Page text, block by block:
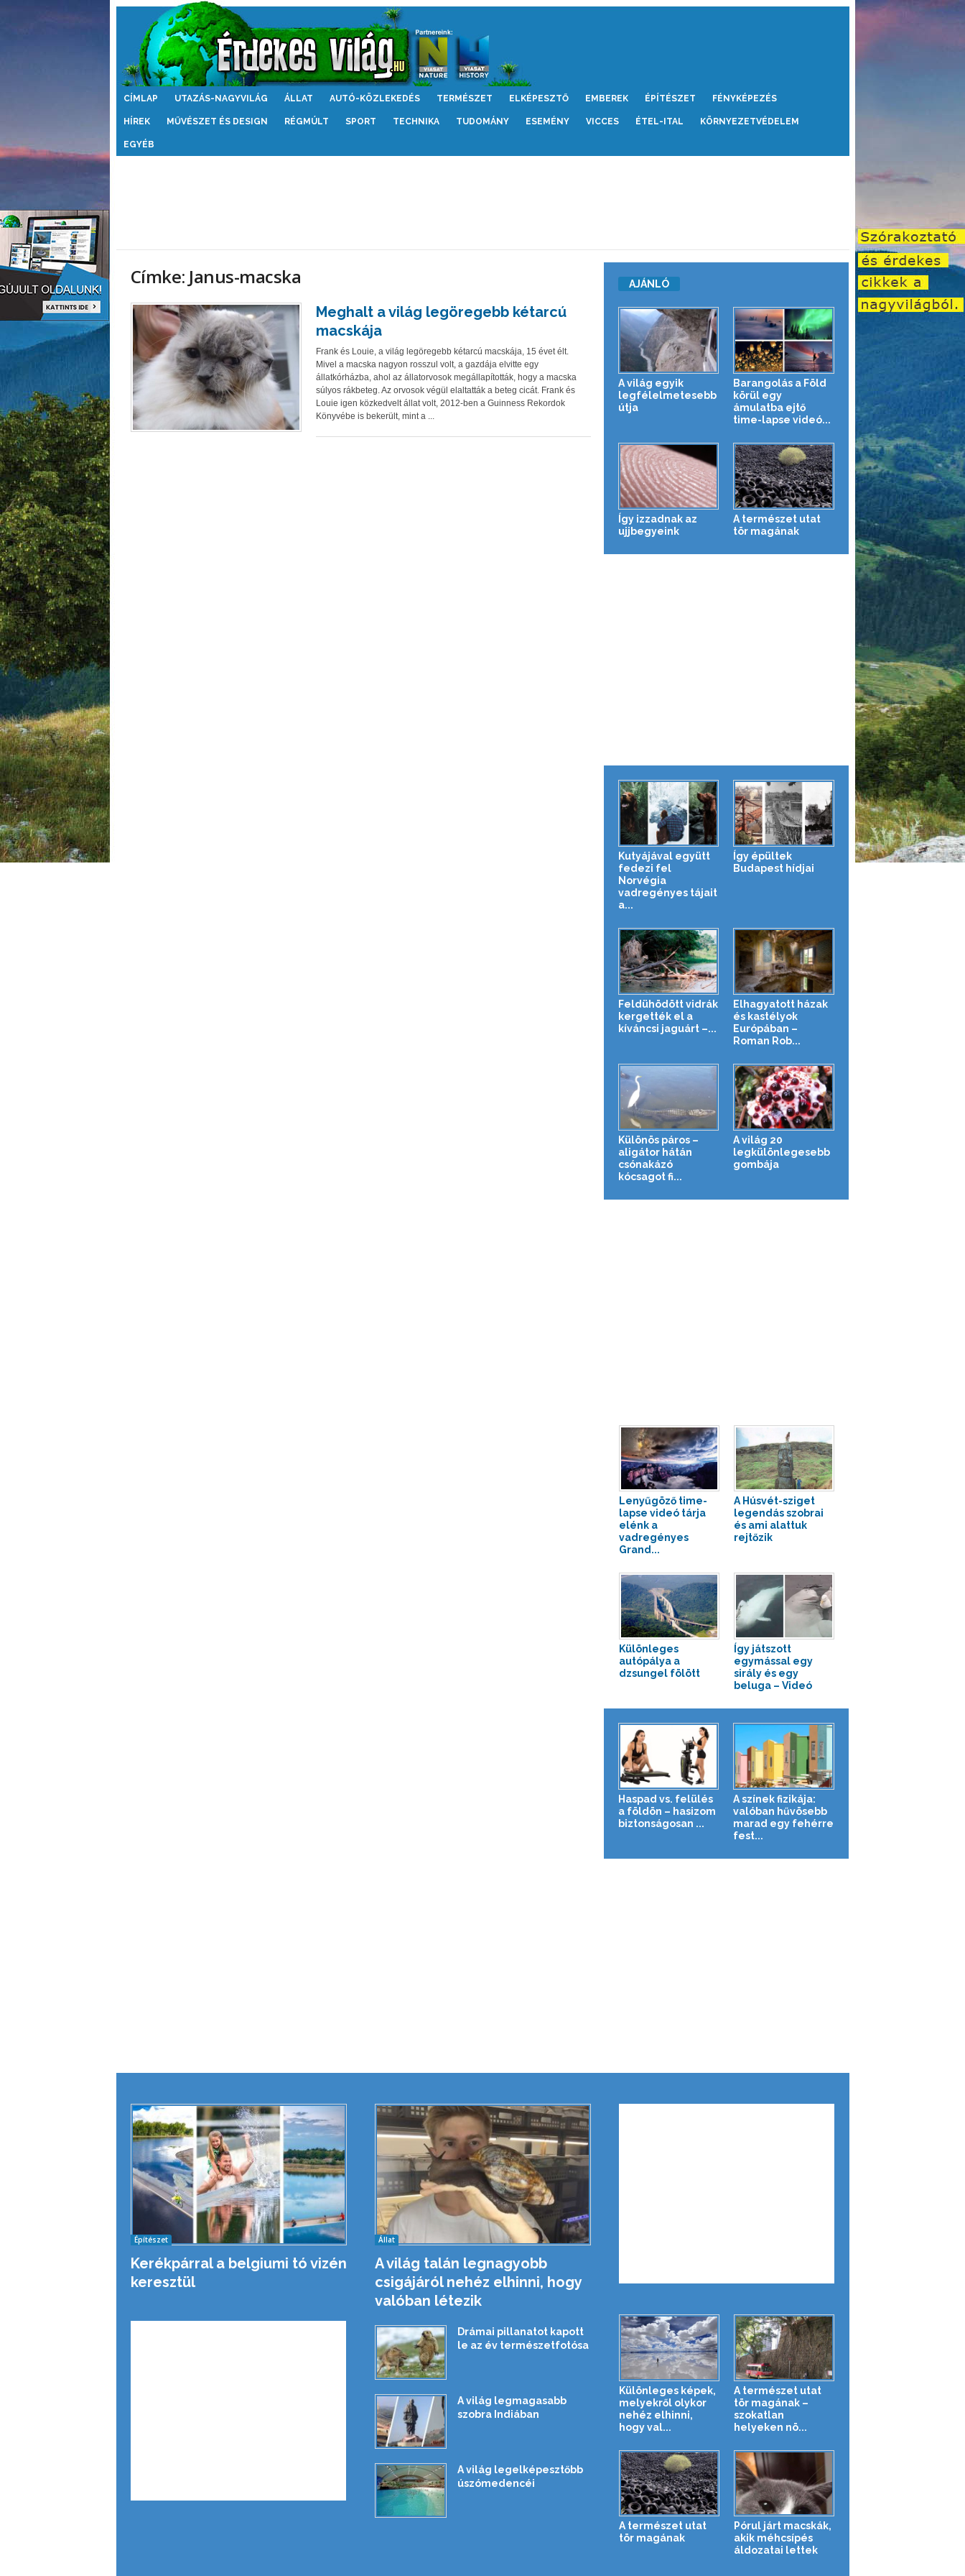
Érdekes
CÍMLAP UTAZÁS-NAGYVILÁG ÁLLAT AUTÓ-KÖZLEKEDÉS TERMÉSZET ELKÉPESZTŐ EMBEREK ÉPÍTÉSZET FÉNYKÉPEZÉS
HÍREK MŰVÉSZET ÉS DESIGN RÉGMÚLT SPORT TECHNIKA TUDOMÁNY ESEMÉNY VICCES ÉTEL-ITAL KÖRNYEZETVÉDELEM
EGYÉB
Címke: Janus-macska
Meghalt a világ legöregebb kétarcú
macskája
Frank és Louie, a világ legöregebb kétarcú macskája, 15 évet élt.
Mivel a macska nagyon rosszul volt, a gazdája elvitte egy
állatkórházba, ahol az állatorvosok megállapították, hogy a macska
súlyos rákbeteg. Az orvosok végül elaltatták a beteg cicát. Frank és
Louie igen közkedvelt állat volt, 2012-ben a Guinness Rekordok
Könyvébe is bekerült, mint a ...
AJÁNLÓ
A világ egyik
legfélelmetesebb
útja
Barangolás a Föld
körül egy
ámulatba ejtő
time-lapse videó...
Így izzadnak az
ujjbegyeink
A természet utat
tör magának
Kutyájával együtt
fedezi fel
Norvégia
vadregényes tájait
a...
Így épültek
Budapest hídjai
Feldühödött vidrák
kergették el a
kíváncsi jaguárt –...
Elhagyatott házak
és kastélyok
Európában –
Roman Rob...
Különös páros –
aligátor hátán
csónakázó
kócsagot fi...
A világ 20
legkülönlegesebb
gombája
Lenyűgöző time-
lapse videó tárja
elénk a
vadregényes
Grand...
A Húsvét-sziget
legendás szobrai
és ami alattuk
rejtőzik
Különleges
autópálya a
dzsungel fölött
Így játszott
egymással egy
sirály és egy
beluga – Videó
Haspad vs. felülés
a földön – hasizom
biztonságosan ...
A színek fizikája:
valóban hűvösebb
marad egy fehérre
fest...
Építészet
Kerékpárral a belgiumi tó vizén
keresztül
Állat
A világ talán legnagyobb
csigájáról nehéz elhinni, hogy
valóban létezik
Drámai pillanatot kapott
le az év természetfotósa
A világ legmagasabb
szobra Indiában
A világ legelképesztőbb
úszómedencéi
Különleges képek,
melyekről olykor
nehéz elhinni,
hogy val...
A természet utat
tör magának –
szokatlan
helyeken nö...
A természet utat
tör magának
Pórul járt macskák,
akik méhcsípés
áldozatai lettek